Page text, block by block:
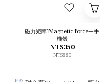
磁力矩陣’Magnetic force—手
機殼
NT$350
NT$880